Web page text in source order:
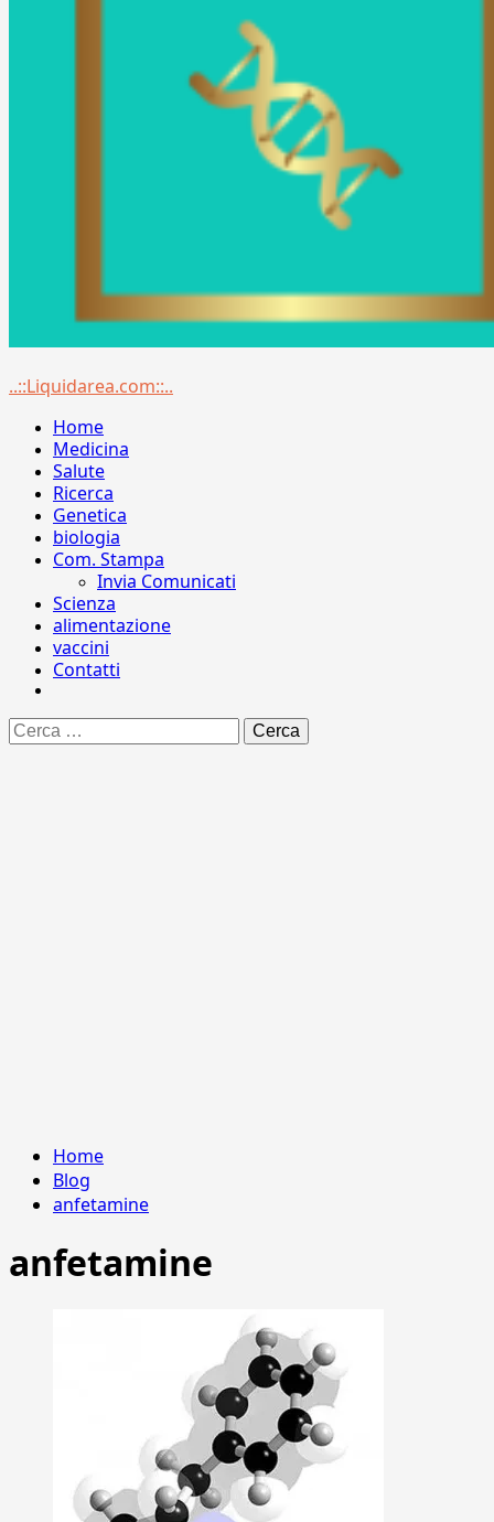
Menu
..::Liquidarea.com::..
Home
Medicina
Salute
Ricerca
Genetica
biologia
Com. Stampa
Invia Comunicati
Scienza
alimentazione
vaccini
Contatti
Ricerca
per:
Home
Blog
anfetamine
anfetamine